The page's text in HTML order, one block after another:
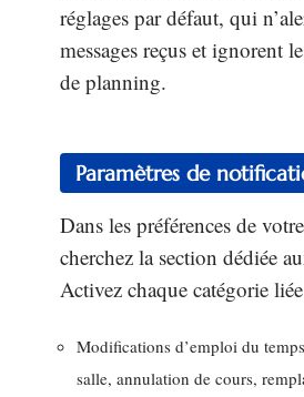
réglages par défaut, qui
messages reçus et ignorent
de planning.
Paramètres de
Dans les préférences de
cherchez la section dédiée
Activez chaque catégorie
Modifications d’emploi du
salle, annulation de cours,